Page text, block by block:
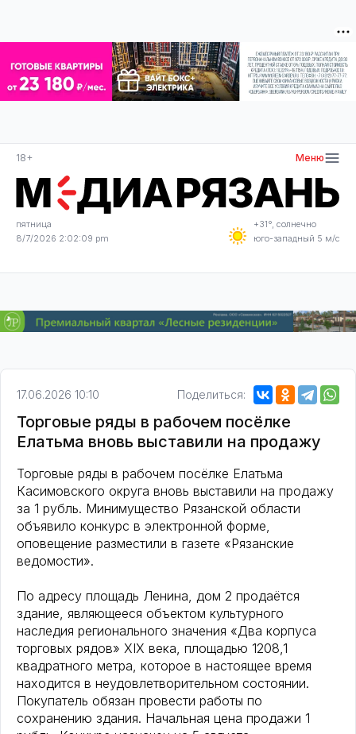
18+ Меню
пятница
8/7/2026 2:02:09 pm
+31°, солнечно
юго-западный 5 м/с
17.06.2026 10:10 Поделиться:
Торговые ряды в рабочем посёлке
Елатьма вновь выставили на продажу
Торговые ряды в рабочем посёлке Елатьма
Касимовского округа вновь выставили на продажу
за 1 рубль. Минимущество Рязанской области
объявило конкурс в электронной форме,
оповещение разместили в газете «Рязанские
ведомости».
По адресу площадь Ленина, дом 2 продаётся
здание, являющееся объектом культурного
наследия регионального значения «Два корпуса
торговых рядов» XIX века, площадью 1208,1
квадратного метра, которое в настоящее время
находится в неудовлетворительном состоянии.
Покупатель обязан провести работы по
сохранению здания. Начальная цена продажи 1